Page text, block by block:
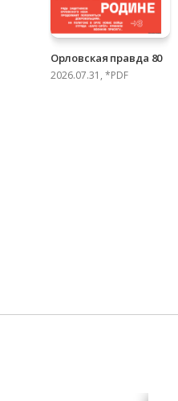
Орловская правда 80
2026.07.31, *PDF